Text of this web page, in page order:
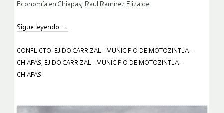
Economía en Chiapas, Raúl Ramírez Elizalde
Sigue leyendo →
CONFLICTO: EJIDO CARRIZAL - MUNICIPIO DE MOTOZINTLA -
CHIAPAS
EJIDO CARRIZAL - MUNICIPIO DE MOTOZINTLA -
CHIAPAS